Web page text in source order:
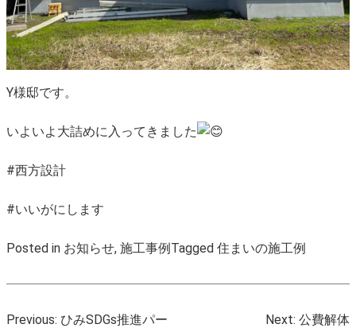
Y様邸です。
いよいよ大詰めに入ってきました
#西方設計
#いいがにします
Posted in お知らせ, 施工事例Tagged 住まいの施工例
投
Previous: ひみSDGs推進パー
Next: 公費解体